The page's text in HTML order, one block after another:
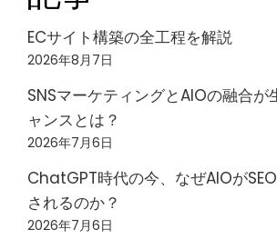
ECサイト構築の全工程を解説
2026年8月7日
SNSマーケティングとAIOの融合が
ャンスとは？
2026年7月6日
ChatGPT時代の今、なぜAIOが
されるのか？
2026年7月6日